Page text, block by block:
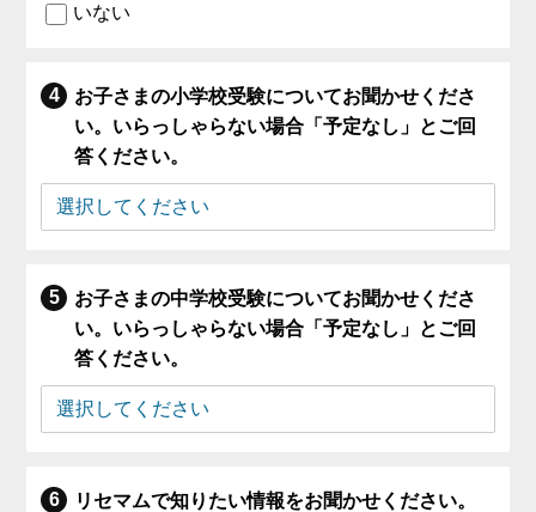
いない
お子さまの小学校受験についてお聞かせくださ
い。いらっしゃらない場合「予定なし」とご回
答ください。
お子さまの中学校受験についてお聞かせくださ
い。いらっしゃらない場合「予定なし」とご回
答ください。
リセマムで知りたい情報をお聞かせください。